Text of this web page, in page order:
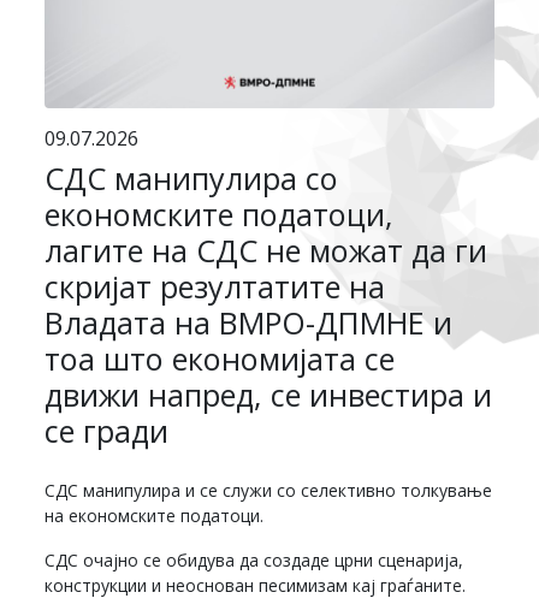
09.07.2026
СДС манипулира со
економските податоци,
лагите на СДС не можат да ги
скријат резултатите на
Владата на ВМРО-ДПМНЕ и
тоа што економијата се
движи напред, се инвестира и
се гради
СДС манипулира и се служи со селективно толкување
на економските податоци.
СДС очајно се обидува да создаде црни сценарија,
конструкции и неоснован песимизам кај граѓаните.